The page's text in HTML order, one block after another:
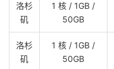
洛杉
矶
1 核 / 1GB /
50GB
洛杉
矶
1 核 / 1GB /
50GB